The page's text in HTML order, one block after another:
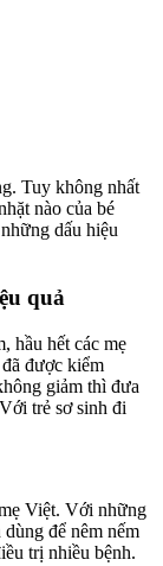
Tuy không nhất
nào của bé
dấu hiệu
quả
hầu hết các mẹ
được kiểm
giảm thì đưa
trẻ sơ sinh đi
Việt. Với những
để nêm nếm
trị nhiều bệnh.